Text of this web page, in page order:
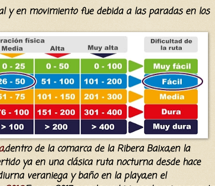
y en movimiento fue debida a las paradas en los
,dentro de la comarca de la Ribera Baixa,en la
ya en una clásicaruta nocturna desde hace
veraniega y baño en la playa,en el